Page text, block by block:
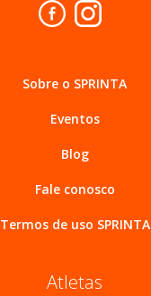
Sobre o SPRINTA
Eventos
Blog
Fale conosco
Termos de uso SPRINTA
Atletas